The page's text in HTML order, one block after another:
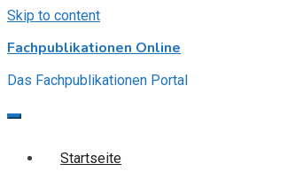
Skip to content
Fachpublikationen Online
Das Fachpublikationen Portal
Startseite